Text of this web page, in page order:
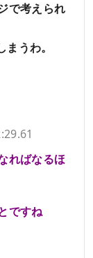
で考えられ
うわ。
ればなるほ
ですね